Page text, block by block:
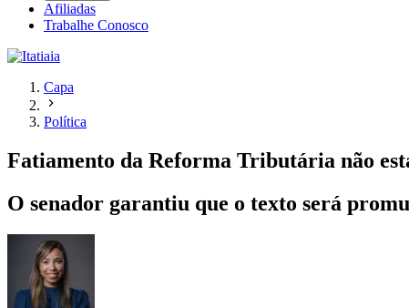
Afiliadas
Trabalhe Conosco
Capa
Política
Fatiamento da Reforma Tributária não
O senador garantiu que o texto será